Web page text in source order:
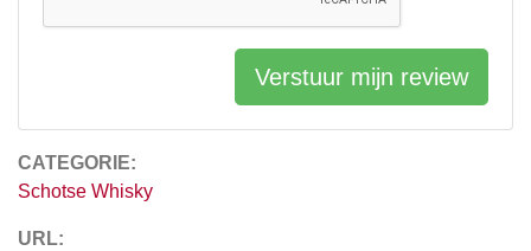
CATEGORIE:
Schotse Whisky
URL:
Verstuur mijn review